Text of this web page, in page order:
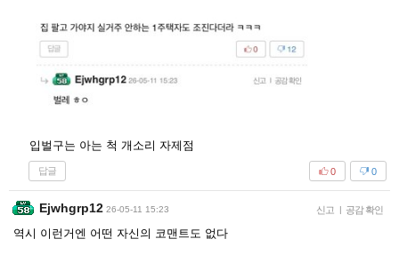
입벌구는 아는 척 개소리 자제점
답글 0
0
Ejwhgrp12 26-05-11 15:23 신고 | 공감 확인
역시 이런거엔 어떤 자신의 코맨트도 없다